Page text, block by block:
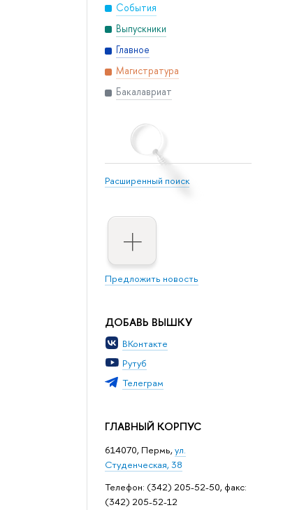
События
Выпускники
Главное
Магистратура
Бакалавриат
Расширенный поиск
Предложить новость
ДОБАВЬ ВЫШКУ
ВКонтакте
Рутуб
Телеграм
ГЛАВНЫЙ КОРПУС
614070, Пермь,ул.
Студенческая, 38
Телефон: (342) 205-52-50, факс:
(342) 205-52-12